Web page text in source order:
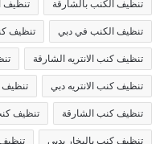
تنظيف الكنب بالشارقة تنظيف
تنظيف الكنب في دبي تنظيف
تنظيف كنب الانتريه الشارقة
تنظيف كنب الانتريه دبي تنظيف
تنظيف كنب الشارقة تنظيف
تنظيف كنب بالبخار بدبي